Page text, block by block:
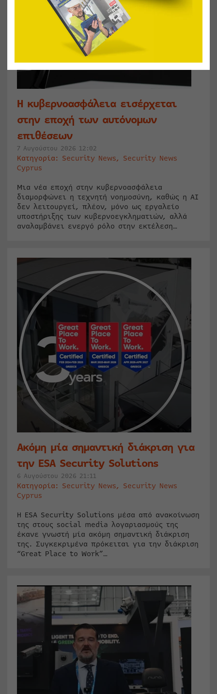
Η κυβερνοασφάλεια εισέρχεται
στην εποχή των αυτόνομων
επιθέσεων
7 Αυγούστου 2026 12:02
Κατηγορία: Security News, Security News
Cyprus
Μια νέα εποχή στην κυβερνοασφάλεια
διαμορφώνει η τεχνητή νοημοσύνη, καθώς η AI
δεν λειτουργεί, πλέον, μόνο ως εργαλείο
υποστήριξης των κυβερνοεγκληματιών, αλλά
αναλαμβάνει ενεργό ρόλο στην εκτέλεση…
Ακόμη μία σημαντική διάκριση για
την ESA Security Solutions
6 Αυγούστου 2026 21:11
Κατηγορία: Security News, Security News
Cyprus
Η ESA Security Solutions μέσα από ανακοίνωση
της στους social media λογαριασμούς της
έκανε γνωστή μία ακόμη σημαντική διάκριση
της. Συγκεκριμένα πρόκειται για την διάκριση
“Great Place to Work”…